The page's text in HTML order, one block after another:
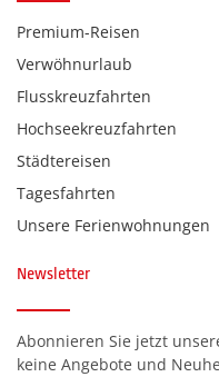
Premium-Reisen
Verwöhnurlaub
Flusskreuzfahrten
Hochseekreuzfahrten
Städtereisen
Tagesfahrten
Unsere Ferienwohnungen
Newsletter
Abonnieren Sie jetzt
keine Angebote und